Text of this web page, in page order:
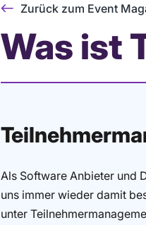
Zurück zum Event
Was ist
Als Software Anbieter und
uns immer wieder damit
unter